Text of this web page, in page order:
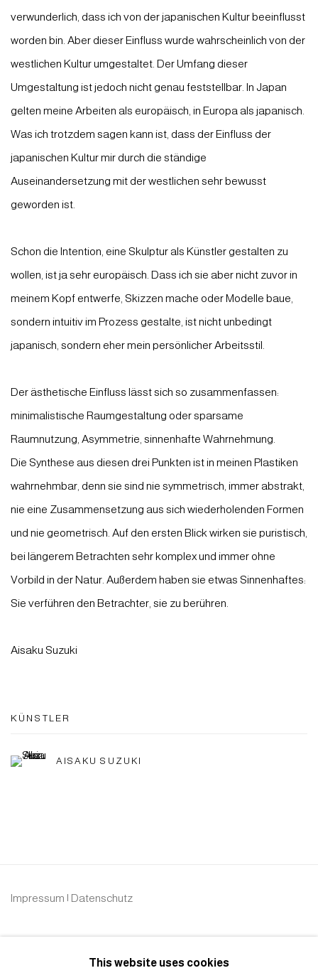
verwunderlich, dass ich von der japanischen Kultur beeinflusst
worden bin. Aber dieser Einfluss wurde wahrscheinlich von der
westlichen Kultur umgestaltet. Der Umfang dieser
Umgestaltung ist jedoch nicht genau feststellbar. In Japan
gelten meine Arbeiten als europäisch, in Europa als japanisch.
Was ich trotzdem sagen kann ist, dass der Einfluss der
japanischen Kultur mir durch die ständige
Auseinandersetzung mit der westlichen sehr bewusst
geworden ist.
Schon die Intention, eine Skulptur als Künstler gestalten zu
wollen, ist ja sehr europäisch. Dass ich sie aber nicht zuvor in
meinem Kopf entwerfe, Skizzen mache oder Modelle baue,
sondern intuitiv im Prozess gestalte, ist nicht unbedingt
japanisch, sondern eher mein persönlicher Arbeitsstil.
Der ästhetische Einfluss lässt sich so zusammenfassen:
minimalistische Raumgestaltung oder sparsame
Raumnutzung, Asymmetrie, sinnenhafte Wahrnehmung.
Die Synthese aus diesen drei Punkten ist in meinen Plastiken
wahrnehmbar, denn sie sind nie symmetrisch, immer abstrakt,
nie eine Zusammensetzung aus sich wiederholenden Formen
und nie geometrisch. Auf den ersten Blick wirken sie puristisch,
bei längerem Betrachten sehr komplex und immer ohne
Vorbild in der Natur. Außerdem haben sie etwas Sinnenhaftes:
Sie verführen den Betrachter, sie zu berühren.
Aisaku Suzuki
KÜNSTLER
AISAKU SUZUKI
Impressum | Datenschutz
This website uses cookies